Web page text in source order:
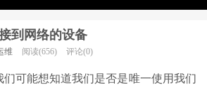
到网络的设备
维 阅读(656) 评论(0)
们可能想知道我们是否是唯一使用我们